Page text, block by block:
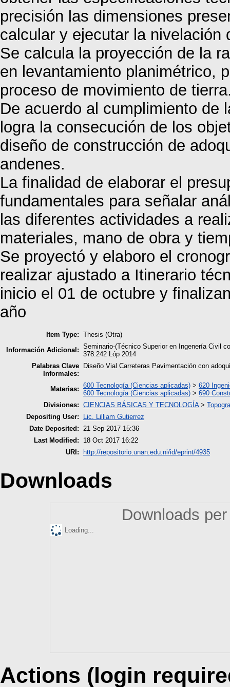
precisión las dimensiones
calcular y ejecutar la nivelación
Se calcula la proyección de la
en levantamiento planimétrico,
proceso de movimiento de
De acuerdo al cumplimiento de
logra la consecución de los
diseño de construcción de
andenes.
La finalidad de elaborar el
fundamentales para señalar
las diferentes actividades a
materiales, mano de obra y
Se proyectó y elaboro el
realizar ajustado a Itinerario
inicio el 01 de octubre y
año
Item Type: Thesis (Otra)
Información Adicional: Seminario-(Técnico Superior en Ingenería Civil
378.242 Lóp 2014
Palabras Clave
Informales:
Diseño Vial Carreteras Pavimentación con
Materias: 600 Tecnología (Ciencias aplicadas) > 620
600 Tecnología (Ciencias aplicadas) > 690
Divisiones: CIENCIAS BÁSICAS Y TECNOLOGÍA>
Depositing User:
Lic. Lilliam Gutierrez
Date Deposited:
21 Sep 2017 15:36
Last Modified:
18 Oct 2017 16:22
URI:
http://repositorio.unan.edu.ni/id/eprint/4935
Downloads
Downloads
Loading...
Actions (login